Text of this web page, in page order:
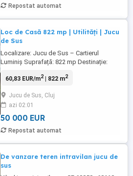
Repostat automat
Loc de Casă 822 mp | Utilități | Jucu
de Sus
Localizare: Jucu de Sus – Cartierul
Luminiș Suprafață: 822 mp Destinație:
individuală Caracteristici: ✅ Teren
proprietății: apă, gaz, curent și canalizare
✅ Necesită doar racordarea la rețelele
existente ✅ Acces facil ...
60,83 EUR/m2| 822 m2
Jucu de Sus, Cluj
azi 02:01
50 000 EUR
Repostat automat
De vanzare teren intravilan jucu de
sus